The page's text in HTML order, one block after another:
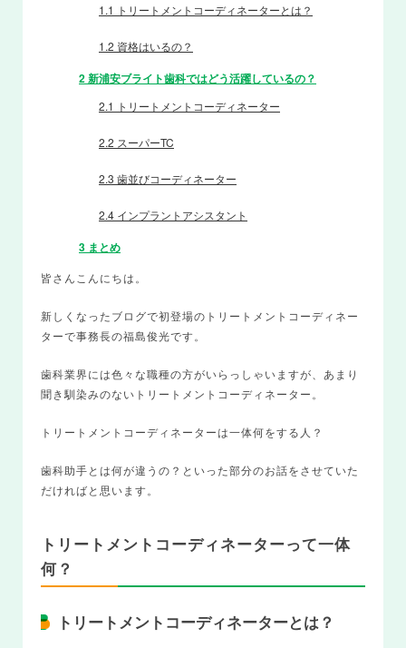
1.1 トリートメントコーディネーターとは？
1.2 資格はいるの？
2新浦安ブライト歯科ではどう活躍しているの？
2.1 トリートメントコーディネーター
2.2 スーパーTC
2.3 歯並びコーディネーター
2.4 インプラントアシスタント
3 まとめ
皆さんこんにちは。
新しくなったブログで初登場のトリートメントコーディネー
ターで事務長の福島俊光です。
歯科業界には色々な職種の方がいらっしゃいますが、あまり
聞き馴染みのないトリートメントコーディネーター。
トリートメントコーディネーターは一体何をする人？
歯科助手とは何が違うの？といった部分のお話をさせていた
だければと思います。
トリートメントコーディネーターって一体
何？
トリートメントコーディネーターとは？